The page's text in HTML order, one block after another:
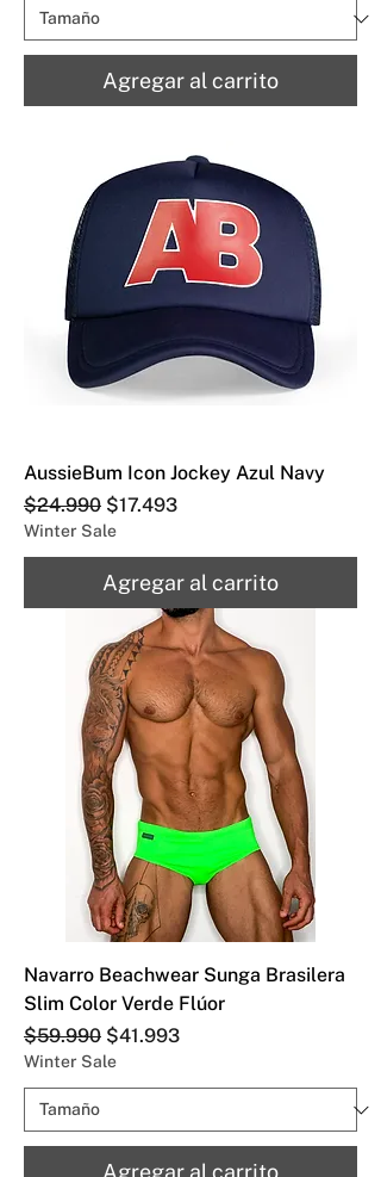
Agregar al carrito
AussieBum Icon Jockey Azul Navy
Precio
$24.990 Precio de oferta
$17.493
Winter Sale
Agregar al carrito
Navarro Beachwear Sunga Brasilera
Slim Color Verde Flúor
Precio
$59.990 Precio de oferta
$41.993
Winter Sale
Agregar al carrito